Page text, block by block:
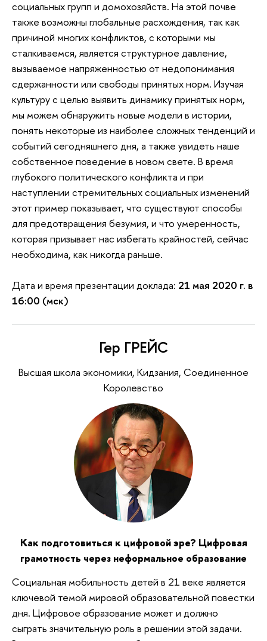
социальных групп и домохозяйств. На этой почве
также возможны глобальные расхождения, так как
причиной многих конфликтов, с которыми мы
сталкиваемся, является структурное давление,
вызываемое напряженностью от недопонимания
сдержанности или свободы принятых норм. Изучая
культуру с целью выявить динамику принятых норм,
мы можем обнаружить новые модели в истории,
понять некоторые из наиболее сложных тенденций и
событий сегодняшнего дня, а также увидеть наше
собственное поведение в новом свете. В время
глубокого политического конфликта и при
наступлении стремительных социальных изменений
этот пример показывает, что существуют способы
для предотвращения безумия, и что умеренность,
которая призывает нас избегать крайностей, сейчас
необходима, как никогда раньше.
Дата и время презентации доклада: 21 мая 2020 г. в
16:00 (мск)
Гер ГРЕЙС
Высшая школа экономики, Кидзания, Соединенное
Королевство
Как подготовиться к цифровой эре? Цифровая
грамотность через неформальное образование
Социальная мобильность детей в 21 веке является
ключевой темой мировой образовательной повестки
дня. Цифровое образование может и должно
сыграть значительную роль в решении этой задачи.